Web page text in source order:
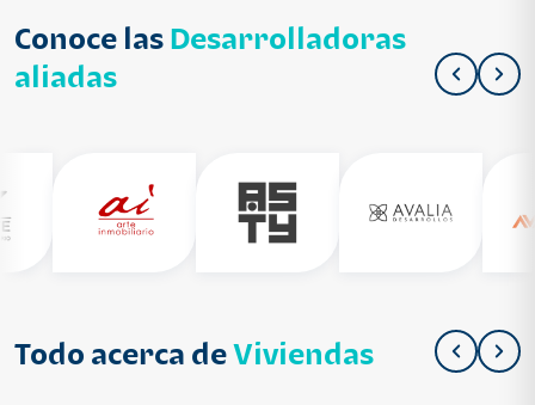
Conoce las Desarrolladoras
aliadas
Todo acerca deViviendas